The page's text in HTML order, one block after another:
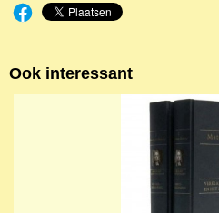
Ook interessant